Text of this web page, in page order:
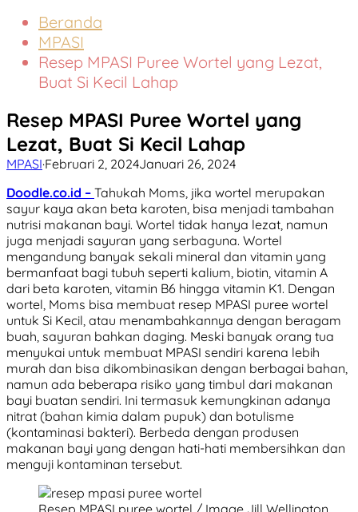
Beranda
MPASI
Resep MPASI Puree Wortel yang Lezat,
Buat Si Kecil Lahap
Resep MPASI Puree Wortel yang
Lezat, Buat Si Kecil Lahap
MPASI·Februari 2, 2024Januari 26, 2024
Doodle.co.id – Tahukah Moms, jika wortel merupakan
sayur kaya akan beta karoten, bisa menjadi tambahan
nutrisi makanan bayi. Wortel tidak hanya lezat, namun
juga menjadi sayuran yang serbaguna. Wortel
mengandung banyak sekali mineral dan vitamin yang
bermanfaat bagi tubuh seperti kalium, biotin, vitamin A
dari beta karoten, vitamin B6 hingga vitamin K1. Dengan
wortel, Moms bisa membuat resep MPASI puree wortel
untuk Si Kecil, atau menambahkannya dengan beragam
buah, sayuran bahkan daging. Meski banyak orang tua
menyukai untuk membuat MPASI sendiri karena lebih
murah dan bisa dikombinasikan dengan berbagai bahan,
namun ada beberapa risiko yang timbul dari makanan
bayi buatan sendiri. Ini termasuk kemungkinan adanya
nitrat (bahan kimia dalam pupuk) dan botulisme
(kontaminasi bakteri). Berbeda dengan produsen
makanan bayi yang dengan hati-hati membersihkan dan
menguji kontaminan tersebut.
Resep MPASI puree wortel / Image Jill Wellington